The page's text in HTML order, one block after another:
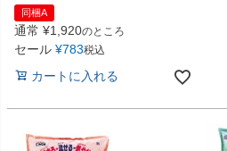
同梱A
通常 ¥1,920のところ
セール ¥783税込
カートに入れる